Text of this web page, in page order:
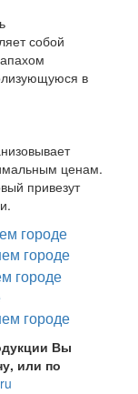
собой
в
ценам.
привезут
Вы
или по